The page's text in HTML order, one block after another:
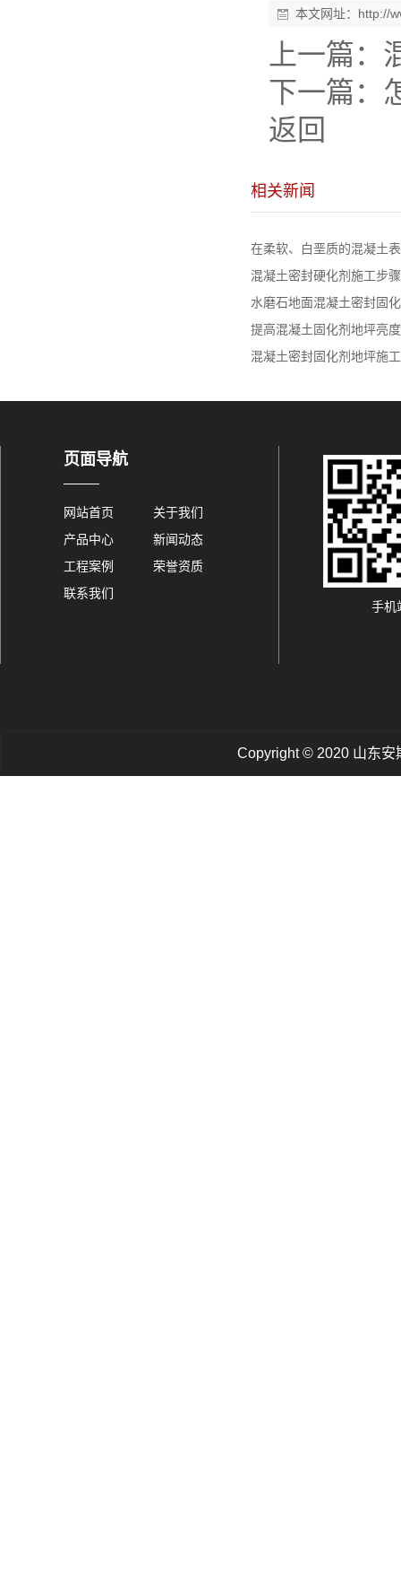
本文网址： http://
上一篇：
下一篇：
返回
相关新闻
在柔软、白垩质的混凝土
混凝土密封硬化剂施工步骤
水磨石地面混凝土密封固
提高混凝土固化剂地坪亮
混凝土密封固化剂地坪施
页面导航
网站首页
关于我们
产品中心
新闻动态
工程案例
荣誉资质
联系我们
手机
Copyright © 2020 山东